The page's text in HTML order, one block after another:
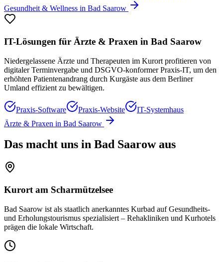
Gesundheit & Wellness in Bad Saarow
IT-Lösungen für Ärzte & Praxen in Bad Saarow
Niedergelassene Ärzte und Therapeuten im Kurort profitieren von
digitaler Terminvergabe und DSGVO-konformer Praxis-IT, um den
erhöhten Patientenandrang durch Kurgäste aus dem Berliner
Umland effizient zu bewältigen.
Praxis-Software Praxis-Website
IT-Systemhaus
Ärzte & Praxen in Bad Saarow
Das macht uns in Bad Saarowaus
Kurort am Scharmützelsee
Bad Saarow ist als staatlich anerkanntes Kurbad auf Gesundheits-
und Erholungstourismus spezialisiert – Rehakliniken und Kurhotels
prägen die lokale Wirtschaft.